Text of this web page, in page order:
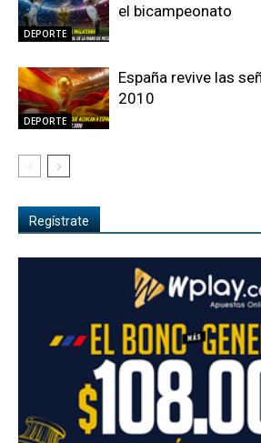
DEPORTE
el bicampeonato
DEPORTE
España revive las
2010
Regístrate